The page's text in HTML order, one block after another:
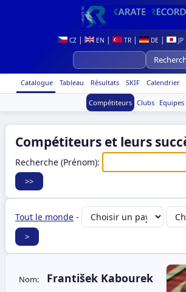
CZ| EN | TR| DE | JP
Catalogue Tableau Résultats SKIF Calendrier
Compétiteurs Clubs Equipes
Compétiteurs et leurs
Recherche (Prénom):
Tout le monde -
Nom: František Kabourek